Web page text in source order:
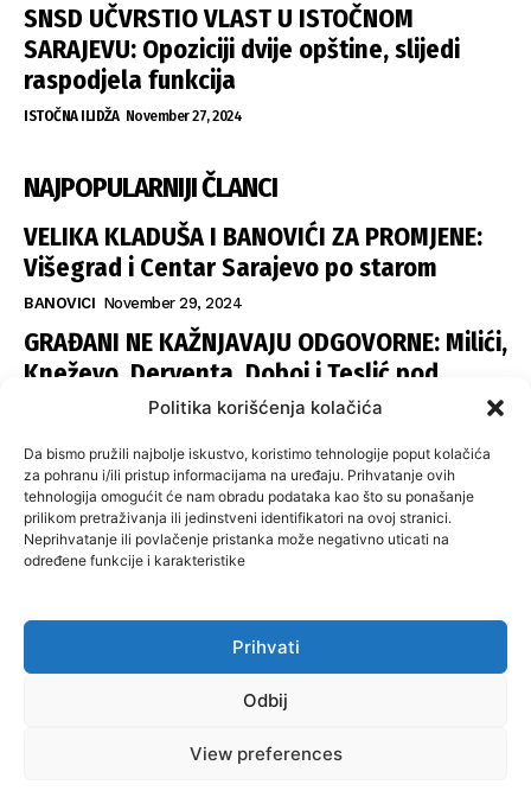
Politika korišćenja kolačića
Da bismo pružili najbolje iskustvo, koristimo tehnologije poput kolačića
za pohranu i/ili pristup informacijama na uređaju. Prihvatanje ovih
tehnologija omogućit će nam obradu podataka kao što su ponašanje
prilikom pretraživanja ili jedinstveni identifikatori na ovoj stranici.
Neprihvatanje ili povlačenje pristanka može negativno uticati na
određene funkcije i karakteristike
Prihvati
Odbij
View preferences
SNSD UČVRSTIO VLAST U ISTOČNOM
SARAJEVU: Opoziciji dvije opštine, slijedi
raspodjela funkcija
ISTOČNA ILIDŽA November 27, 2024
NAJPOPULARNIJI ČLANCI
VELIKA KLADUŠA I BANOVIĆI ZA PROMJENE:
Višegrad i Centar Sarajevo po starom
BANOVICI November 29, 2024
GRAĐANI NE KAŽNJAVAJU ODGOVORNE: Milići,
Kneževo, Derventa, Doboj i Teslić pod
šapom istih stranaka
SNSD UČVRSTIO VLAST U ISTOČNOM
SARAJEVU: Opoziciji dvije opštine, slijedi
raspodjela funkcija
ISTOČNA ILIDŽA
Politika privatnosti
Impresum